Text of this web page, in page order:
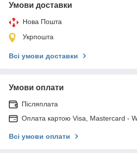
Умови доставки
Нова Пошта
Укрпошта
Всі умови доставки
Умови оплати
Післяплата
Оплата картою Visa, Mastercard -
Всі умови оплати